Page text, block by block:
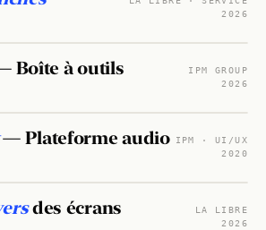
2026
INTERFACE · 2026
Tools
Design
Boîte à outils
IPM GROUP
2026
INTERFACE · 2020 · A' DESIGN AWARD
News
Plateforme audio
IPM · UI/UX
2020
WEBDOC · 2026
des écrans
LA LIBRE
2026